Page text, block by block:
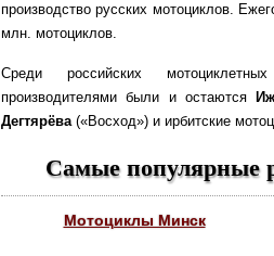
производство русских мотоциклов.
млн. мотоциклов.
Среди российских
производителями были и остаются
Дегтярёва(«Восход») и ирбитские
Самые популярные
Мотоциклы Минск